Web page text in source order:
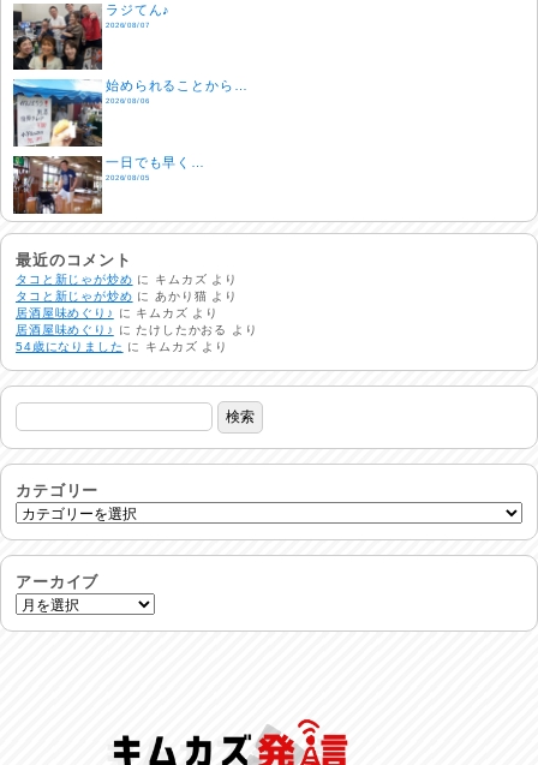
ラジてん♪
2026/08/07
始められることから…
2026/08/06
一日でも早く…
2026/08/05
酷暑日
2026/08/04
明日で一週間
2026/08/03
熱中症注意
2026/08/02
非常時には…
生活支援情報
2026/07/31
24時間体制
2026/07/30
最近のコメント
タコと新じゃが炒め に キムカズ より
タコと新じゃが炒め にあかり猫 より
居酒屋味めぐり♪
に キムカズ より
居酒屋味めぐり♪
にたけしたかおる
より
54歳になりました に キムカズ より
カテゴリー
アーカイブ